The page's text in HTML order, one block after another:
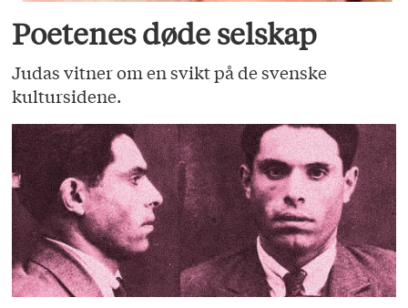
Poetenes døde selskap
Judas vitner om en svikt på de svenske
kultursidene.